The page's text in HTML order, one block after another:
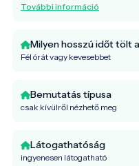
További információ
Milyen hosszú időt tölt
Fél órát vagy kevesebbet
Bemutatás típusa
csak kívülről nézhető meg
Látogathatóság
ingyenesen látogatható